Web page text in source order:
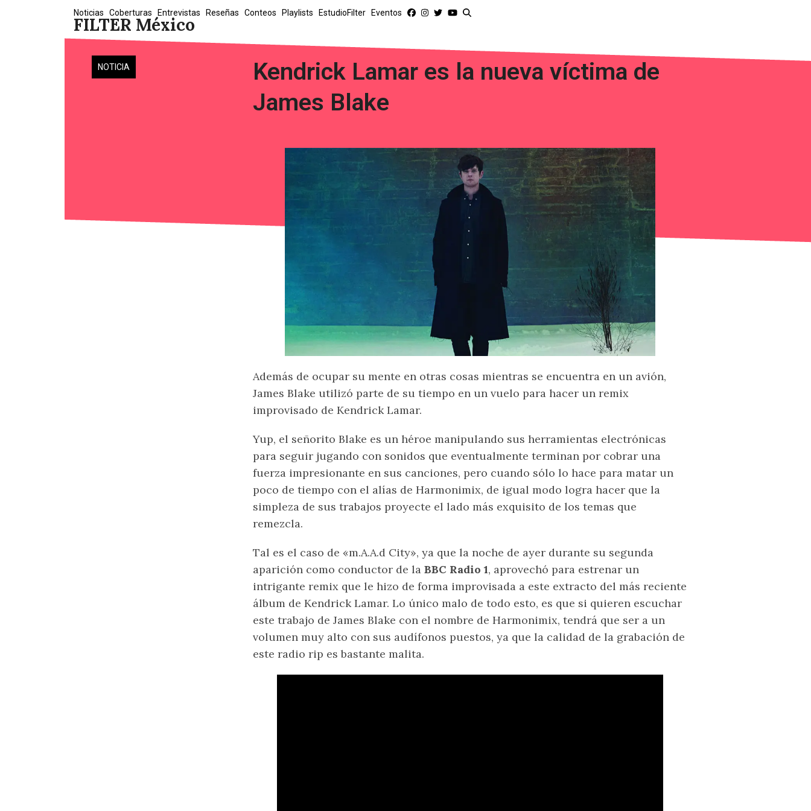
FILTER México
Noticias Coberturas Entrevistas Reseñas Conteos Playlists EstudioFilter Eventos
NOTICIA
Kendrick Lamar es la nueva víctima de
James Blake
Además de ocupar su mente en otras cosas mientras se encuentra en un avión,
James Blake utilizó parte de su tiempo en un vuelo para hacer un remix
improvisado de Kendrick Lamar.
Yup, el señorito Blake es un héroe manipulando sus herramientas electrónicas
para seguir jugando con sonidos que eventualmente terminan por cobrar una
fuerza impresionante en sus canciones, pero cuando sólo lo hace para matar un
poco de tiempo con el alías de Harmonimix, de igual modo logra hacer que la
simpleza de sus trabajos proyecte el lado más exquisito de los temas que
remezcla.
Tal es el caso de «m.A.A.d City», ya que la noche de ayer durante su segunda
aparición como conductor de la BBC Radio 1, aprovechó para estrenar un
intrigante remix que le hizo de forma improvisada a este extracto del más reciente
álbum de Kendrick Lamar. Lo único malo de todo esto, es que si quieren escuchar
este trabajo de James Blake con el nombre de Harmonimix, tendrá que ser a un
volumen muy alto con sus audífonos puestos, ya que la calidad de la grabación de
este radio rip es bastante malita.